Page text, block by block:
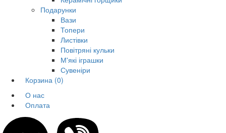
Подарунки
Вази
Топери
Листівки
Повітряні кульки
М'які іграшки
Сувеніри
Корзина (0)
О нас
Оплата